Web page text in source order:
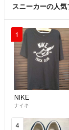
スニーカーの人
1
NIKE
ナイキ
4